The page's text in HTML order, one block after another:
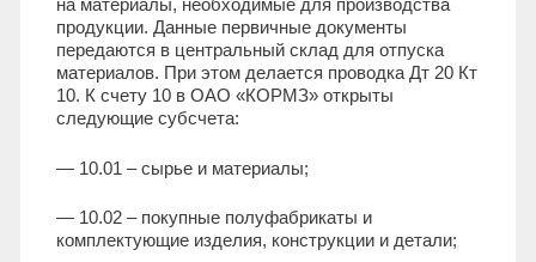
на материалы, необходимые для производства
продукции. Данные первичные документы
передаются в центральный склад для отпуска
материалов. При этом делается проводка Дт 20 Кт
10. К счету 10 в ОАО «КОРМЗ» открыты
следующие субсчета:
— 10.01 – сырье и материалы;
— 10.02 – покупные полуфабрикаты и
комплектующие изделия, конструкции и детали;